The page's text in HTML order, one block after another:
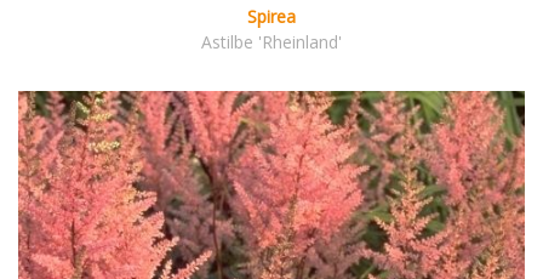
Spirea
Astilbe 'Rheinland'